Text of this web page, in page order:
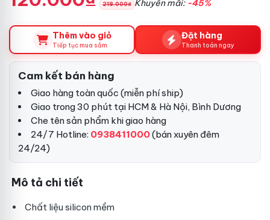
218.000₫ Khuyến mãi: -45%
Thêm vào giỏ
Tiếp tục mua sắm
Đặt hàng
Thanh toán ngay
Cam kết bán hàng
Giao hàng toàn quốc (miễn phí ship)
Giao trong 30 phút tại HCM & Hà Nội, Bình Dương
Che tên sản phẩm khi giao hàng
24/7 Hotline: 0938411000(bán xuyên đêm
24/24)
Mô tả chi tiết
Chất liệu silicon mềm